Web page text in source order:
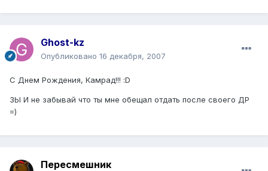
Ghost-kz
Опубликовано 16 декабря, 2007
С Днем Рождения, Камрад!!! :D
ЗЫ И не забывай что ты мне обещал отдать после своего ДР
=)
Пересмешник